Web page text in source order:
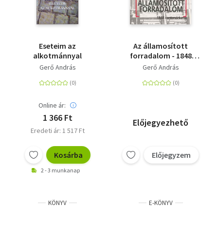
Eseteim az
alkotmánnyal
Gerő András
Online ár:
1 366 Ft
Eredeti ár: 1 517 Ft
Kosárba
2 - 3 munkanap
Az államosított
forradalom - 1848
centenáriuma
Gerő András
Előjegyezhető
Előjegyzem
KÖNYV E-KÖNYV